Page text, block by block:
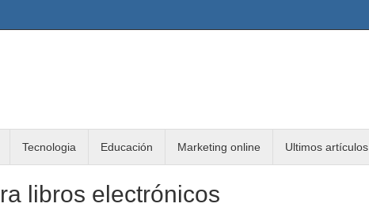
Tecnologia Educación Marketing online Ultimos artículos
libros electrónicos